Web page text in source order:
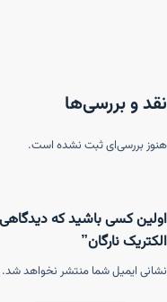
نقد و بررسی‌ها
هنوز بررسی‌ای ثبت نشده است.
الکتریک نارگان”
نشانی ایمیل شما منتشر نخواهد شد.